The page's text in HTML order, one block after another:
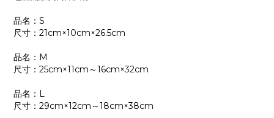
品名：S
尺寸：21cm×10cm×26.5cm
品名：M
尺寸：25cm×11cm～16cm×32cm
品名：L
尺寸：29cm×12cm～18cm×38cm